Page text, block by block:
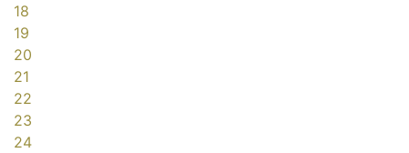
18
19
20
21
22
23
24